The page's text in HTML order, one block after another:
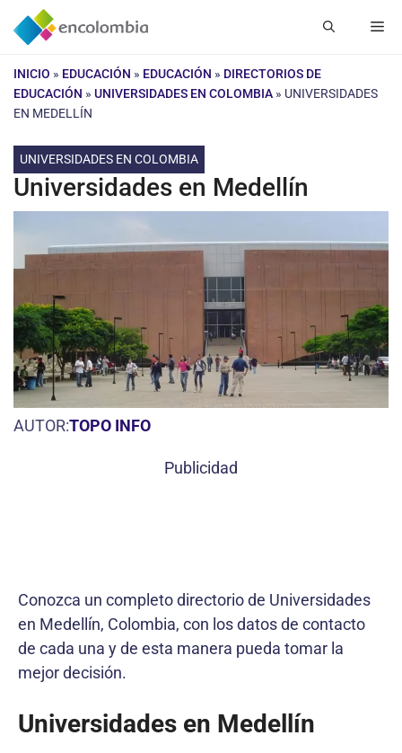
Saltar
INICIO » EDUCACIÓN » EDUCACIÓN » DIRECTORIOS DE
EDUCACIÓN » UNIVERSIDADES EN COLOMBIA » UNIVERSIDADES
EN MEDELLÍN
UNIVERSIDADES EN COLOMBIA
Universidades en Medellín
AUTOR:TOPO INFO
Publicidad
Conozca un completo directorio de Universidades
en Medellín, Colombia, con los datos de contacto
de cada una y de esta manera pueda tomar la
mejor decisión.
Universidades en Medellín